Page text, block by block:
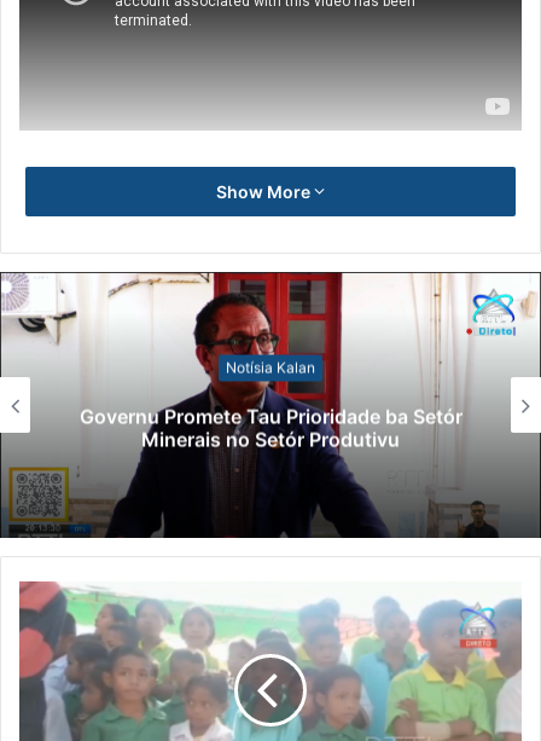
Show More
Notísia Kalan
Governu Promete Tau Prioridade ba Setór
Minerais no Setór Produtivu